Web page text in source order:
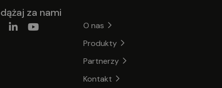
za nami
O nas
Produkty
Partnerzy
Kontakt